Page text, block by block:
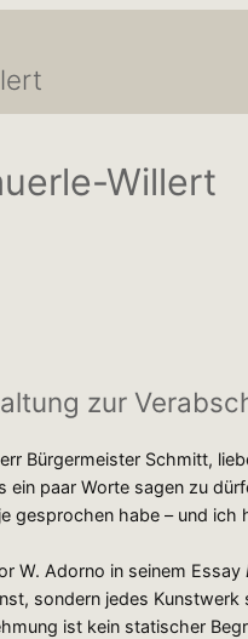
Willert
zur
Bürgermeister Schmitt,
paar Worte sagen zu
habe – und ich
W. Adorno in seinem Essay
sondern jedes
ist kein statischer